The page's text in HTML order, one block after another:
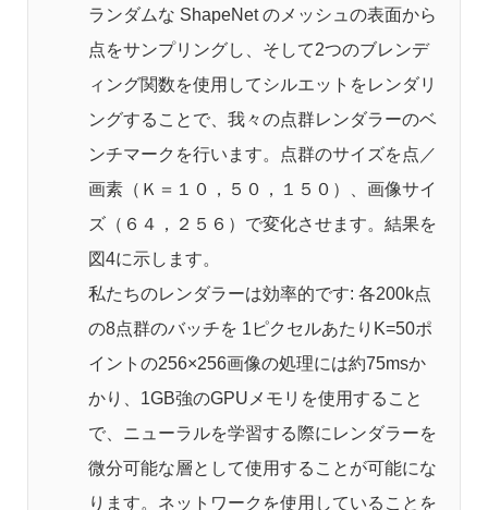
ランダムな ShapeNet のメッシュの表面から
点をサンプリングし、そして2つのブレンデ
ィング関数を使用してシルエットをレンダリ
ングすることで、我々の点群レンダラーのベ
ンチマークを行います。点群のサイズを点／
画素（Ｋ＝１０，５０，１５０）、画像サイ
ズ（６４，２５６）で変化させます。結果を
図4に示します。
私たちのレンダラーは効率的です: 各200k点
の8点群のバッチを 1ピクセルあたりK=50ポ
イントの256×256画像の処理には約75msか
かり、1GB強のGPUメモリを使用すること
で、ニューラルを学習する際にレンダラーを
微分可能な層として使用することが可能にな
ります。ネットワークを使用していることを